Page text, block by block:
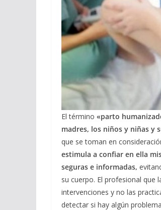
El término «parto
madres, los niños y niñas y
que se toman en
estimula a confiar en ella
seguras e informadas,
su cuerpo. El profesional que
intervenciones y no las
detectar si hay algún